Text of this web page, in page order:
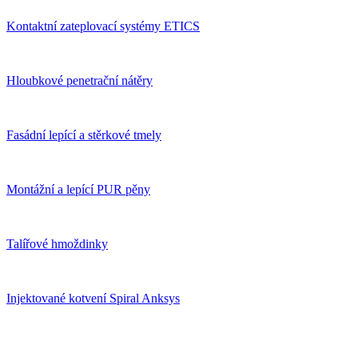
Kontaktní zateplovací systémy ETICS
Hloubkové penetrační nátěry
Fasádní lepící a stěrkové tmely
Montážní a lepící PUR pěny
Talířové hmoždinky
Injektované kotvení Spiral Anksys